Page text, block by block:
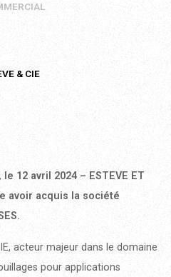
& CIE
12 avril 2024 – ESTEVE ET
avoir acquis la société
acteur majeur dans le domaine
pour applications